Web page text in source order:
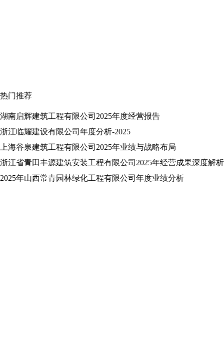
热门推荐
湖南启辉建筑工程有限公司2025年度经营报告
浙江临耀建设有限公司年度分析-2025
上海谷泉建筑工程有限公司2025年业绩与战略布局
浙江省青田丰源建筑安装工程有限公司2025年经营成果深度解析
2025年山西常青园林绿化工程有限公司年度业绩分析